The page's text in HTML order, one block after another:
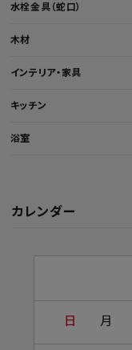
水栓金具（蛇口）
木材
インテリア・家具
キッチン
浴室
カレンダー
日 月